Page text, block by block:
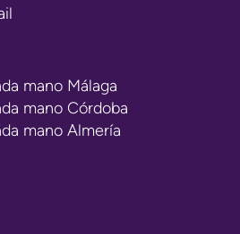
mano Málaga
mano Córdoba
mano Almería